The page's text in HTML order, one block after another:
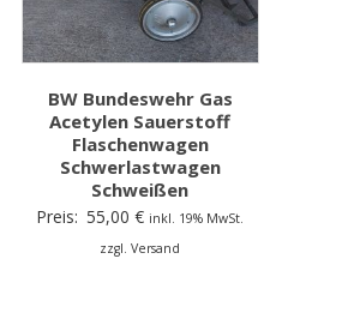
BW Bundeswehr Gas
Acetylen Sauerstoff
Flaschenwagen
Schwerlastwagen
Schweißen
Preis: 55,00€ inkl. 19% MwSt.
zzgl. Versand